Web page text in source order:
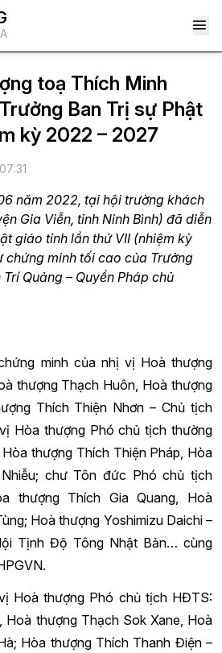
toạ Thích Minh
Ban Trị sự Phật
kỳ 2022 – 2027
năm 2022, tại hội trường khách
Gia Viễn, tỉnh Ninh Bình) đã diễn
giáo tỉnh lần thứ VII (nhiệm kỳ
chứng minh tối cao của Trưởng
Quảng – Quyền Pháp chủ
minh của nhị vị Hoà thượng
thượng Thạch Huôn, Hoà thượng
Thích Thiện Nhơn – Chủ tịch
Hòa thượng Phó chủ tịch thường
thượng Thích Thiện Pháp, Hòa
chư Tôn đức Phó chủ tịch
thượng Thích Gia Quang, Hoà
Hoà thượng Yoshimizu Daichi –
Tịnh Độ Tông Nhật Bản… cùng
Hoà thượng Phó chủ tịch HĐTS:
thượng Thạch Sok Xane, Hoà
Hòa thượng Thích Thanh Điện –